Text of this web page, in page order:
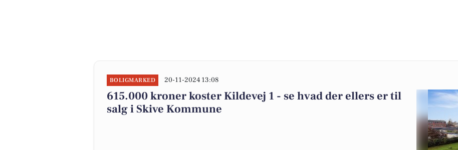
BOLIGMARKED 20-11-2024 13:08
615.000 kroner koster Kildevej 1 - se hvad der ellers er til
salg i Skive Kommune